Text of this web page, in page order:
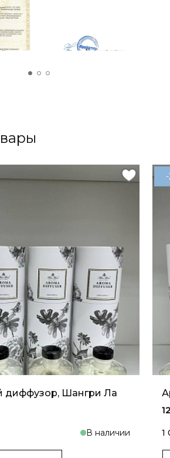
диффузор, Шангри Ла
В наличии 1